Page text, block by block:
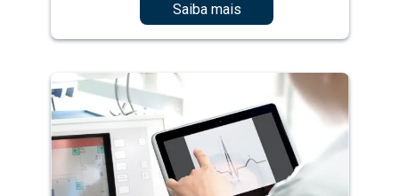
Saiba mais